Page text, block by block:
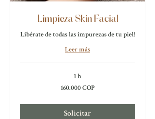
Limpieza Skin Facial
Libérate de todas las impurezas de tu piel!
Leer más
1 h
160.000 COP
Solicitar